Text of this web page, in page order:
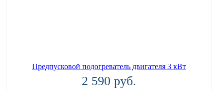
Предпусковой подогреватель двигателя 3 кВт
2 590 руб.